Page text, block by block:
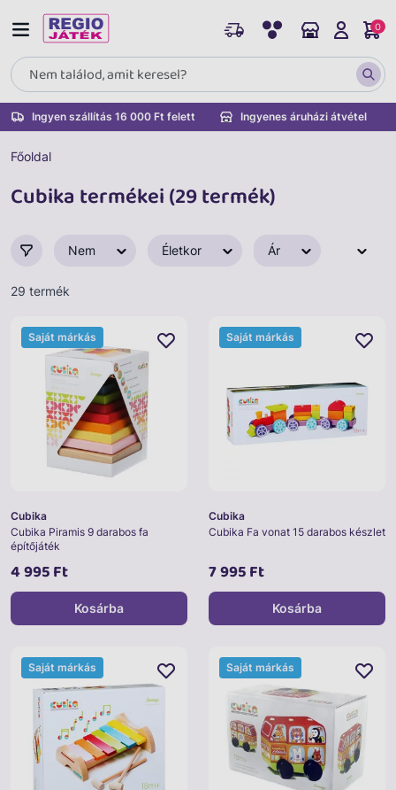
Ingyen szállítás 16 000 Ft felett Ingyenes áruházi átvétel
0
Főoldal
Cubika termékei (29 termék)
Nem Életkor Ár
29 termék
Cubika
Cubika Piramis 9 darabos fa
építőjáték
4 995 Ft
Saját márkás
Kosárba
Cubika
Cubika Fa vonat 15 darabos készlet
7 995 Ft
Saját márkás
Kosárba
Saját márkás Saját márkás